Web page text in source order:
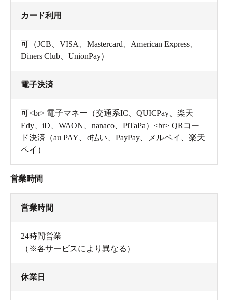
カード利用
可（JCB、VISA、Mastercard、American Express、
Diners Club、UnionPay）
電子決済
可<br> 電子マネー（交通系IC、QUICPay、楽天
Edy、iD、WAON、nanaco、PiTaPa）<br> QRコー
ド決済（au PAY、d払い、PayPay、メルペイ、楽天
ペイ）
営業時間
営業時間
24時間営業
（※各サービスにより異なる）
休業日